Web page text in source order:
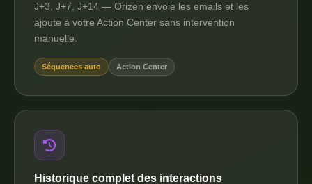
J+3, J+7, J+14 — Orizen envoie les emails et les
ajoute à votre Action Center sans intervention
manuelle.
Séquences auto Action Center
Historique complet des interactions